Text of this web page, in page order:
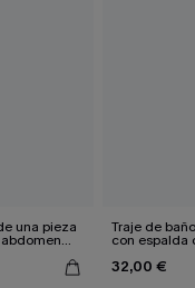
una pieza Traje de
con espalda
aleteo floral
32,00 €